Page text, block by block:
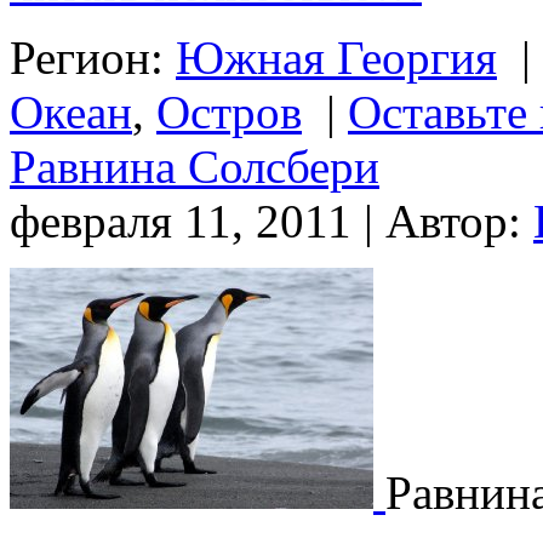
Регион: Южная Георгия |
Океан, Остров |
Равнина Солсбери
февраля 11, 2011 | Автор: